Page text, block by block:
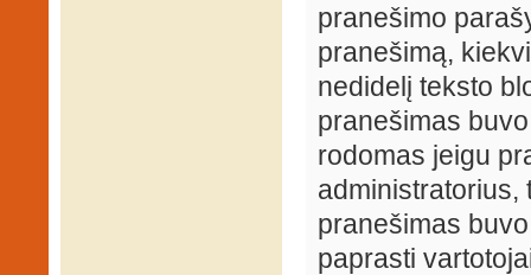
pranešimo
pranešimą,
nedidelį teksto
pranešimas
rodomas jeigu
administratorius,
pranešimas
paprasti